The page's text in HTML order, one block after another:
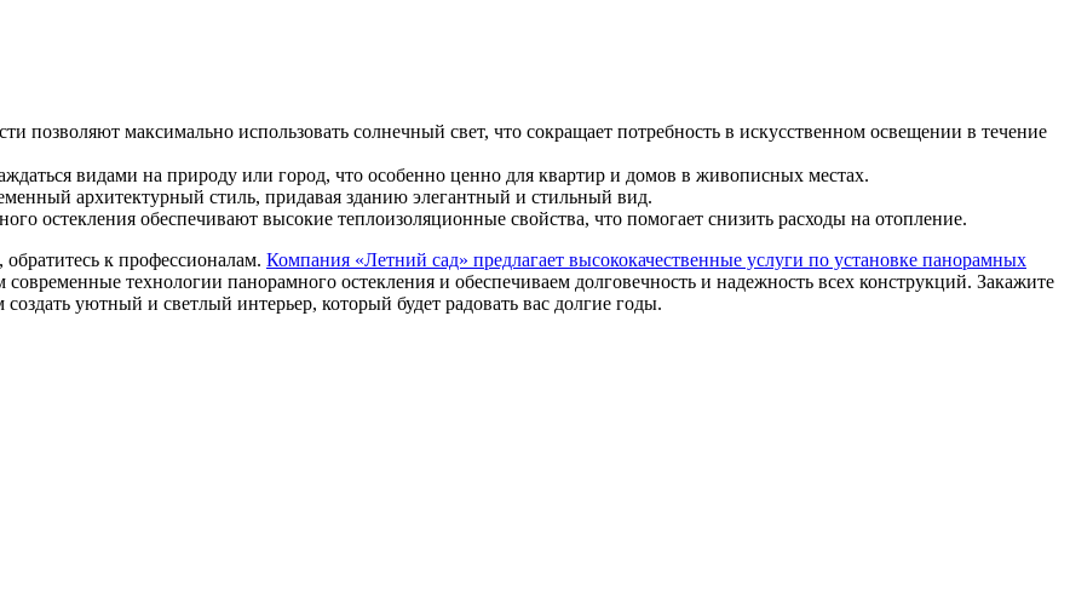
позволяют максимально использовать солнечный свет, что сокращает потребность в искусственном освещении в течение
видами на природу или город, что особенно ценно для квартир и домов в живописных местах.
архитектурный стиль, придавая зданию элегантный и стильный вид.
остекления обеспечивают высокие теплоизоляционные свойства, что помогает снизить расходы на отопление.
к профессионалам. Компания «Летний сад» предлагает высококачественные услуги по установке панорамных
технологии панорамного остекления и обеспечиваем долговечность и надежность всех конструкций. Закажите
уютный и светлый интерьер, который будет радовать вас долгие годы.